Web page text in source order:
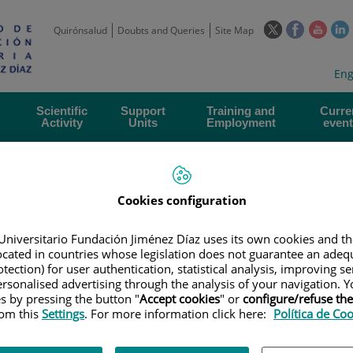
Quirónsalud Doubts and Queries Site Map
This
in
up
This
in
pop-
up
This
open
in
a
pop-
up
Scientific
Activity
Support
Units
Training and
Employment
EMPLOYMENT OFFERS|CANDIDATOS PARA CONTRATO SARA
contrato SARA BORREL.
Cookies configuration
Fundación Jiménez Díaz uses its own cookies and
in countries whose legislation does not guarantee an
for user authentication, statistical analysis, improving
advertising through the analysis of your navigation.
by pressing the button "Accept cookies" or configure/refuse
thisSettings. For more information click here: Política de